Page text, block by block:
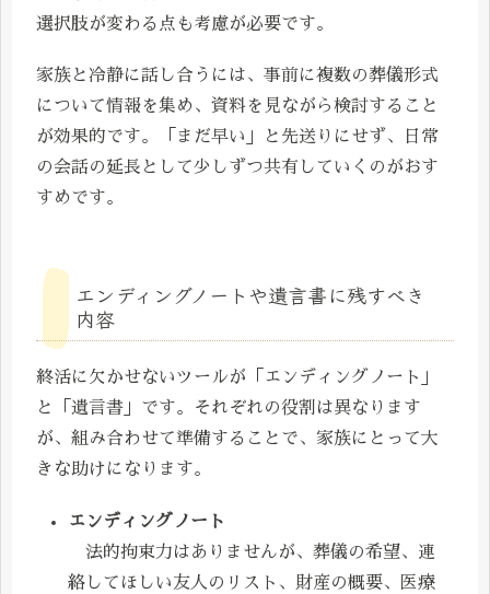
選択肢が変わる点も考慮が必要です。
家族と冷静に話し合うには、事前に複数の葬儀形式
について情報を集め、資料を見ながら検討すること
が効果的です。「まだ早い」と先送りにせず、日常
の会話の延長として少しずつ共有していくのがおす
すめです。
エンディングノートや遺言書に残すべき
内容
終活に欠かせないツールが「エンディングノート」
と「遺言書」です。それぞれの役割は異なります
が、組み合わせて準備することで、家族にとって大
きな助けになります。
エンディングノート
法的拘束力はありませんが、葬儀の希望、連
絡してほしい友人のリスト、財産の概要、医療